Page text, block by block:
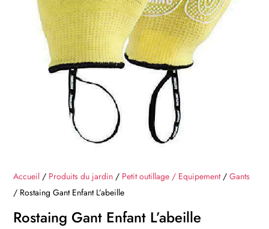
Accueil / Produits du jardin / Petit outillage / Equipement/Gants
/ Rostaing Gant Enfant L’abeille
Rostaing Gant Enfant L’abeille